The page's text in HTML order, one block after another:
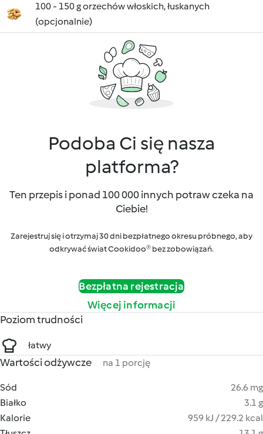
100 - 150 g orzechów włoskich, łuskanych
(opcjonalnie)
Podoba Ci się nasza
platforma?
Ten przepis i ponad 100 000 innych potraw czeka na
Ciebie!
Zarejestruj się i otrzymaj 30 dni bezpłatnego okresu próbnego, aby
odkrywać świat Cookidoo® bez zobowiązań.
Bezpłatna rejestracja
Więcej informacji
Poziom trudności
łatwy
Wartości odżywcze na 1 porcję
Sód
26.6 mg
Białko
3.1 g
Kalorie
959 kJ / 229.2 kcal